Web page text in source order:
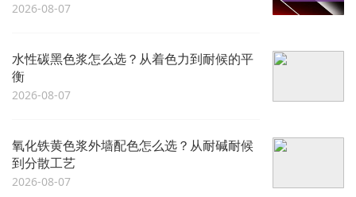
2026-08-07
水性碳黑色浆怎么选？从着色力到耐候的平
衡
2026-08-07
氧化铁黄色浆外墙配色怎么选？从耐碱耐候
到分散工艺
2026-08-07